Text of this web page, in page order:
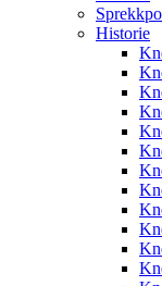
Historie